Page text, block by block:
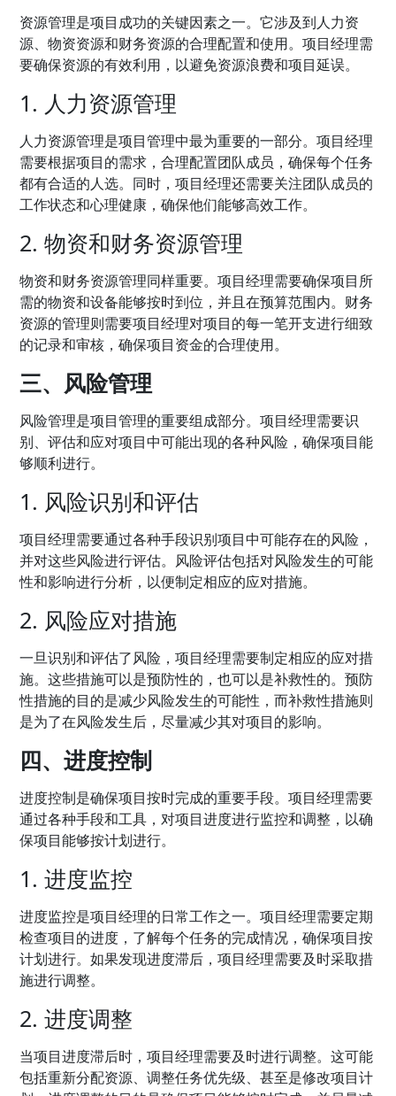
资源管理是项目成功的关键因素之一。它涉及到人力资
源、物资资源和财务资源的合理配置和使用。项目经理需
要确保资源的有效利用，以避免资源浪费和项目延误。
1. 人力资源管理
人力资源管理是项目管理中最为重要的一部分。项目经理
需要根据项目的需求，合理配置团队成员，确保每个任务
都有合适的人选。同时，项目经理还需要关注团队成员的
工作状态和心理健康，确保他们能够高效工作。
2. 物资和财务资源管理
物资和财务资源管理同样重要。项目经理需要确保项目所
需的物资和设备能够按时到位，并且在预算范围内。财务
资源的管理则需要项目经理对项目的每一笔开支进行细致
的记录和审核，确保项目资金的合理使用。
三、风险管理
风险管理是项目管理的重要组成部分。项目经理需要识
别、评估和应对项目中可能出现的各种风险，确保项目能
够顺利进行。
1. 风险识别和评估
项目经理需要通过各种手段识别项目中可能存在的风险，
并对这些风险进行评估。风险评估包括对风险发生的可能
性和影响进行分析，以便制定相应的应对措施。
2. 风险应对措施
一旦识别和评估了风险，项目经理需要制定相应的应对措
施。这些措施可以是预防性的，也可以是补救性的。预防
性措施的目的是减少风险发生的可能性，而补救性措施则
是为了在风险发生后，尽量减少其对项目的影响。
四、进度控制
进度控制是确保项目按时完成的重要手段。项目经理需要
通过各种手段和工具，对项目进度进行监控和调整，以确
保项目能够按计划进行。
1. 进度监控
进度监控是项目经理的日常工作之一。项目经理需要定期
检查项目的进度，了解每个任务的完成情况，确保项目按
计划进行。如果发现进度滞后，项目经理需要及时采取措
施进行调整。
2. 进度调整
当项目进度滞后时，项目经理需要及时进行调整。这可能
包括重新分配资源、调整任务优先级、甚至是修改项目计